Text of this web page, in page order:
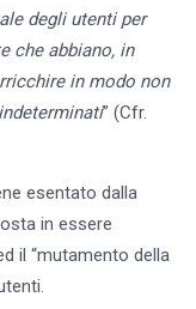
degli utenti per
che abbiano, in
in modo non
” (Cfr.
esentato dalla
in essere
il “mutamento della